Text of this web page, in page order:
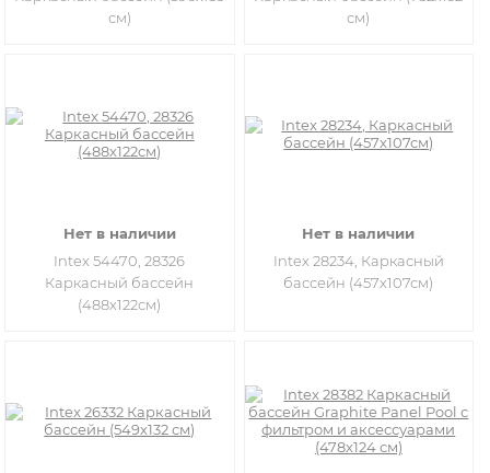
см)
см)
Нет в наличии
Intex 54470, 28326
Каркасный бассейн
(488х122см)
Нет в наличии
Intex 28234, Каркасный
бассейн (457х107см)